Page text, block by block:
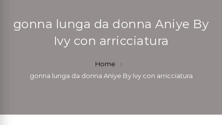
gonna lunga da donna Aniye By
Ivy con arricciatura
Home
gonna lunga da donna Aniye By Ivy con arricciatura